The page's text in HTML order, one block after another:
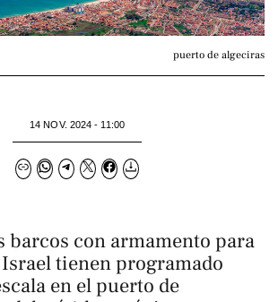
puerto de algeciras
14 NOV. 2024 - 11:00
barcos con armamento para
Israel tienen programado
en el puerto de